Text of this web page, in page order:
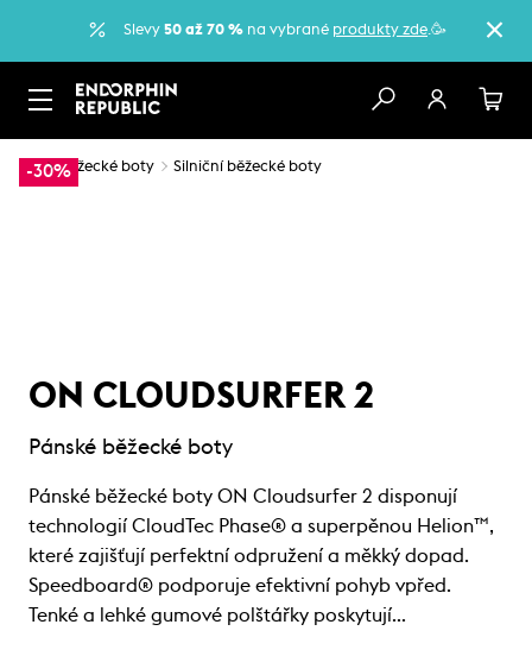
Slevy 50 až 70 % na vybrané produkty zde.🥳
-30%
… Běžecké boty Silniční běžecké boty
ON CLOUDSURFER 2
Pánské běžecké boty
Pánské běžecké boty ON Cloudsurfer 2 disponují
technologií CloudTec Phase® a superpěnou Helion™,
které zajišťují perfektní odpružení a měkký dopad.
Speedboard® podporuje efektivní pohyb vpřed.
Tenké a lehké gumové polštářky poskytují…